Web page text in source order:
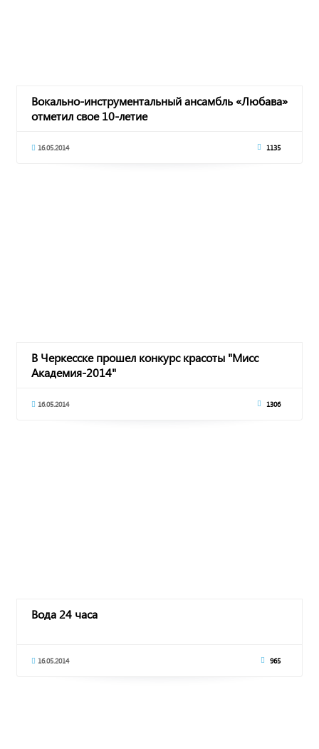
Вокально-инструментальный ансамбль «Любава»
отметил свое 10-летие
16.05.2014 1135
В Черкесске прошел конкурс красоты "Мисс
Академия-2014"
16.05.2014 1306
Вода 24 часа
16.05.2014 965